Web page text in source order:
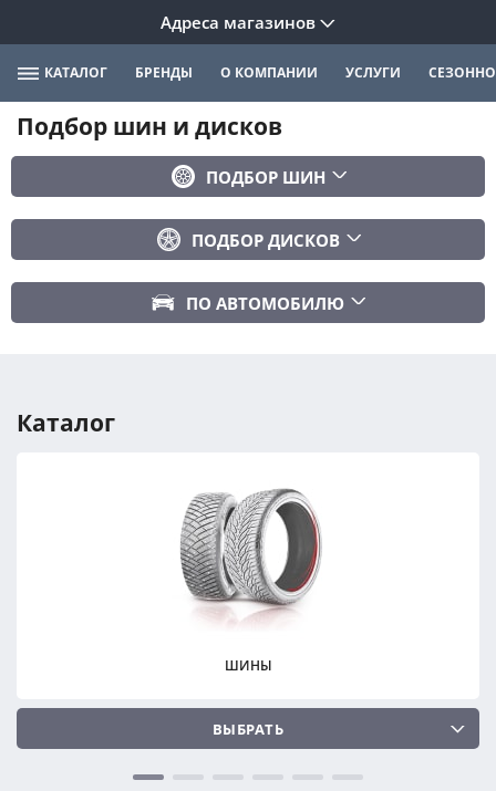
Адреса магазинов
КАТАЛОГ БРЕНДЫ О КОМПАНИИ УСЛУГИ
Подбор шин и дисков
ПОДБОР ШИН
Сбросить
ПОДБОР ДИСКОВ
ПОДОБРАТЬ
Сбросить
ПО АВТОМОБИЛЮ
Год авто
ПОДОБРАТЬ
Сбросить
Каталог
ШИНЫ
ВЫБРАТЬ